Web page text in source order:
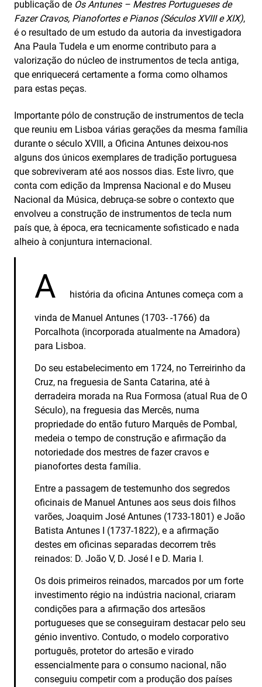
publicação de Os Antunes – Mestres Portugueses de
Fazer Cravos, Pianofortes e Pianos (Séculos XVIII e XIX),
é o resultado de um estudo da autoria da investigadora
Ana Paula Tudela e um enorme contributo para a
valorização do núcleo de instrumentos de tecla antiga,
que enriquecerá certamente a forma como olhamos
para estas peças.
Importante pólo de construção de instrumentos de tecla
que reuniu em Lisboa várias gerações da mesma família
durante o século XVIII, a Oficina Antunes deixou-nos
alguns dos únicos exemplares de tradição portuguesa
que sobreviveram até aos nossos dias. Este livro, que
conta com edição da Imprensa Nacional e do Museu
Nacional da Música, debruça-se sobre o contexto que
envolveu a construção de instrumentos de tecla num
país que, à época, era tecnicamente sofisticado e nada
alheio à conjuntura internacional.
A história da oficina Antunes começa com a
vinda de Manuel Antunes (1703- -1766) da
Porcalhota (incorporada atualmente na Amadora)
para Lisboa.
Do seu estabelecimento em 1724, no Terreirinho da
Cruz, na freguesia de Santa Catarina, até à
derradeira morada na Rua Formosa (atual Rua de O
Século), na freguesia das Mercês, numa
propriedade do então futuro Marquês de Pombal,
medeia o tempo de construção e afirmação da
notoriedade dos mestres de fazer cravos e
pianofortes desta família.
Entre a passagem de testemunho dos segredos
oficinais de Manuel Antunes aos seus dois filhos
varões, Joaquim José Antunes (1733-1801) e João
Batista Antunes I (1737-1822), e a afirmação
destes em oficinas separadas decorrem três
reinados: D. João V, D. José I e D. Maria I.
Os dois primeiros reinados, marcados por um forte
investimento régio na indústria nacional, criaram
condições para a afirmação dos artesãos
portugueses que se conseguiram destacar pelo seu
génio inventivo. Contudo, o modelo corporativo
português, protetor do artesão e virado
essencialmente para o consumo nacional, não
conseguiu competir com a produção dos países